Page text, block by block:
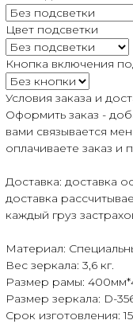
Цвет подсветки
Кнопка включения
Условия заказа и
Оформить заказ -
вами связывается
оплачиваете заказ и
Доставка: доставка
доставка
каждый груз
Материал:
Вес зеркала: 3,6 кг.
Размер рамы:
Размер зеркала: D-
Срок изготовления: